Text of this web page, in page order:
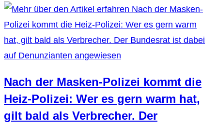
Nach der Masken-Polizei kommt die
Heiz-Polizei: Wer es gern warm hat,
gilt bald als Verbrecher. Der